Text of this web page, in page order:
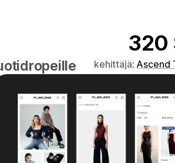
320
kehittäjä: Ascend